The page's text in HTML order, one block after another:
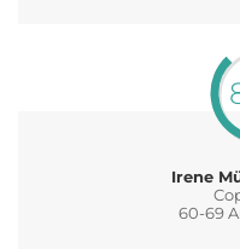
Irene
60-69